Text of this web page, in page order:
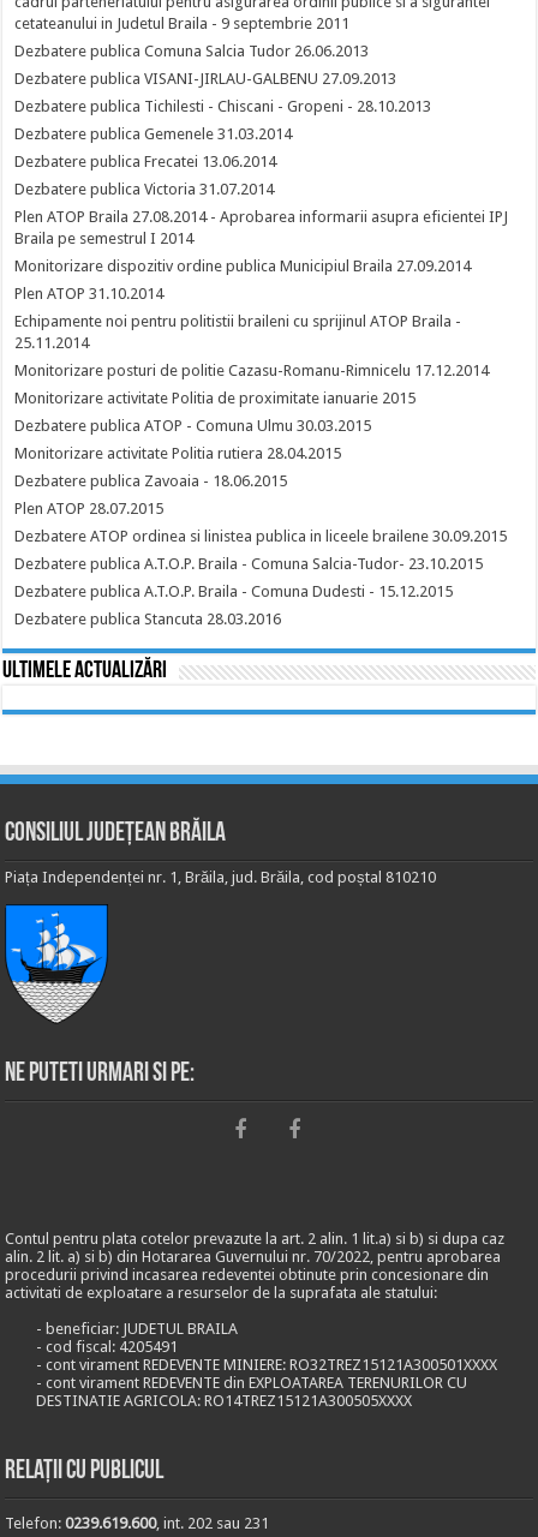
cetateanului in Judetul Braila - 9 septembrie 2011
Dezbatere publica Comuna Salcia Tudor 26.06.2013
Dezbatere publica VISANI-JIRLAU-GALBENU 27.09.2013
Dezbatere publica Tichilesti - Chiscani - Gropeni - 28.10.2013
Dezbatere publica Gemenele 31.03.2014
Dezbatere publica Frecatei 13.06.2014
Dezbatere publica Victoria 31.07.2014
Plen ATOP Braila 27.08.2014 - Aprobarea informarii asupra eficientei IPJ
Braila pe semestrul I 2014
Monitorizare dispozitiv ordine publica Municipiul Braila 27.09.2014
Plen ATOP 31.10.2014
Echipamente noi pentru politistii braileni cu sprijinul ATOP Braila -
25.11.2014
Monitorizare posturi de politie Cazasu-Romanu-Rimnicelu 17.12.2014
Monitorizare activitate Politia de proximitate ianuarie 2015
Dezbatere publica ATOP - Comuna Ulmu 30.03.2015
Monitorizare activitate Politia rutiera 28.04.2015
Dezbatere publica Zavoaia - 18.06.2015
Plen ATOP 28.07.2015
Dezbatere ATOP ordinea si linistea publica in liceele brailene 30.09.2015
Dezbatere publica A.T.O.P. Braila - Comuna Salcia-Tudor- 23.10.2015
Dezbatere publica A.T.O.P. Braila - Comuna Dudesti - 15.12.2015
Dezbatere publica Stancuta 28.03.2016
Ultimele actualizări
Consiliul Județean Brăila
Piața Independenței nr. 1, Brăila, jud. Brăila, cod poștal 810210
Ne puteti urmari si pe:
Contul pentru plata cotelor prevazute la art. 2 alin. 1 lit.a) si b) si dupa caz
alin. 2 lit. a) si b) din Hotararea Guvernului nr. 70/2022, pentru aprobarea
procedurii privind incasarea redeventei obtinute prin concesionare din
activitati de exploatare a resurselor de la suprafata ale statului:
- beneficiar: JUDETUL BRAILA
- cod fiscal: 4205491
- cont virament REDEVENTE MINIERE: RO32TREZ15121A300501XXXX
- cont virament REDEVENTE din EXPLOATAREA TERENURILOR CU
DESTINATIE AGRICOLA: RO14TREZ15121A300505XXXX
Relații cu publicul
Telefon:0239.619.600, int. 202 sau 231